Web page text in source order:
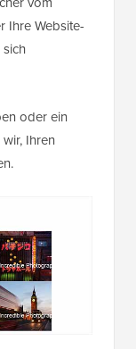
Ihre Website-
oder ein
Ihren